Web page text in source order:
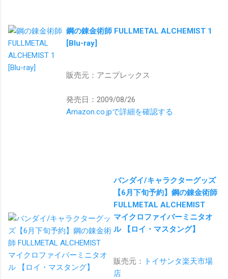
鋼の錬金術師 FULLMETAL ALCHEMIST 1
[Blu-ray]
販売元：アニプレックス
発売日：2009/08/26
Amazon.co.jpで詳細を確認する
バンダイ/キャラクターグッズ
【6月下旬予約】鋼の錬金術師
FULLMETAL ALCHEMIST
マイクロファイバーミニタオ
ル 【ロイ・マスタング】
販売元：
トイサンタ楽天市場
店